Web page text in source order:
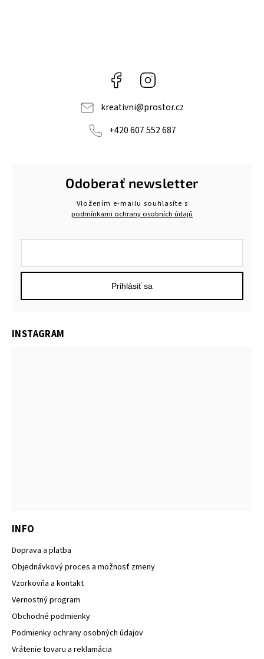
Facebook
kreativni@prostor.cz
+420 607 552 687
Odoberať newsletter
Vložením e-mailu souhlasíte s
podmínkami ochrany osobních údajů
Prihlásiť sa
INFO
Doprava a platba
Objednávkový proces a možnosť zmeny
Vzorkovňa a kontakt
Vernostný program
Obchodné podmienky
Podmienky ochrany osobných údajov
Vrátenie tovaru a reklamácia
INSTAGRAM